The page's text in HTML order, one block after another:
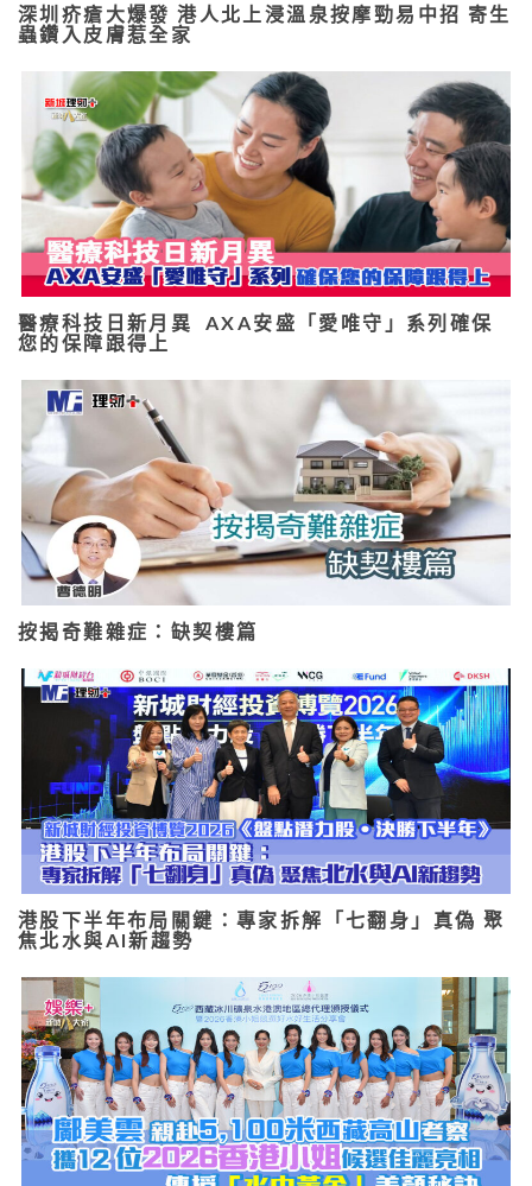
深圳疥瘡大爆發 港人北上浸溫泉按摩勁易中招 寄生
蟲鑽入皮膚惹全家
醫療科技日新月異 AXA安盛「愛唯守」系列確保
您的保障跟得上
按揭奇難雜症：缺契樓篇
港股下半年布局關鍵：專家拆解「七翻身」真偽 聚
焦北水與AI新趨勢